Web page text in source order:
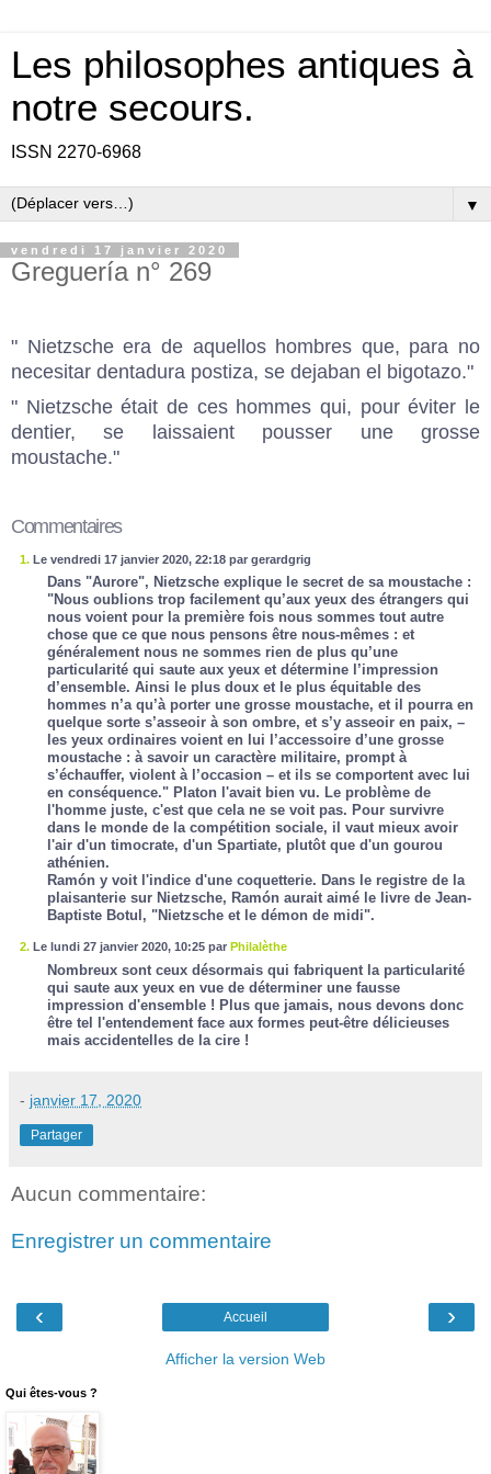
Les philosophes antiques à
notre secours.
ISSN 2270-6968
▼
vendredi 17 janvier 2020
Greguería n° 269
" Nietzsche era de aquellos hombres que, para no
necesitar dentadura postiza, se dejaban el bigotazo."
" Nietzsche était de ces hommes qui, pour éviter le
dentier, se laissaient pousser une grosse
moustache."
Commentaires
1. Le vendredi 17 janvier 2020, 22:18 par gerardgrig
Dans "Aurore", Nietzsche explique le secret de sa moustache :
"Nous oublions trop facilement qu’aux yeux des étrangers qui
nous voient pour la première fois nous sommes tout autre
chose que ce que nous pensons être nous-mêmes : et
généralement nous ne sommes rien de plus qu’une
particularité qui saute aux yeux et détermine l’impression
d’ensemble. Ainsi le plus doux et le plus équitable des
hommes n’a qu’à porter une grosse moustache, et il pourra en
quelque sorte s’asseoir à son ombre, et s’y asseoir en paix, –
les yeux ordinaires voient en lui l’accessoire d’une grosse
moustache : à savoir un caractère militaire, prompt à
s’échauffer, violent à l’occasion – et ils se comportent avec lui
en conséquence." Platon l'avait bien vu. Le problème de
l'homme juste, c'est que cela ne se voit pas. Pour survivre
dans le monde de la compétition sociale, il vaut mieux avoir
l'air d'un timocrate, d'un Spartiate, plutôt que d'un gourou
athénien.
Ramón y voit l'indice d'une coquetterie. Dans le registre de la
plaisanterie sur Nietzsche, Ramón aurait aimé le livre de Jean-
Baptiste Botul, "Nietzsche et le démon de midi".
2. Le lundi 27 janvier 2020, 10:25 par Philalèthe
Nombreux sont ceux désormais qui fabriquent la particularité
qui saute aux yeux en vue de déterminer une fausse
impression d'ensemble ! Plus que jamais, nous devons donc
être tel l'entendement face aux formes peut-être délicieuses
mais accidentelles de la cire !
- janvier 17, 2020
Partager
Aucun commentaire:
Enregistrer un commentaire
‹ ›
Accueil
Afficher la version Web
Qui êtes-vous ?